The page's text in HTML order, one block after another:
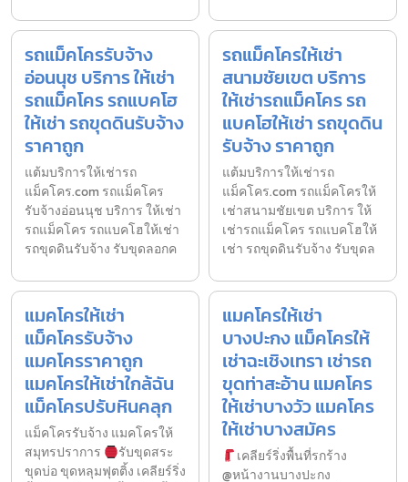
รถแม็คโครรับจ้าง
อ่อนนุช บริการ ให้เช่า
รถแม็คโคร รถแบคโฮ
ให้เช่า รถขุดดินรับจ้าง
ราคาถูก
แต้มบริการให้เช่ารถ
แม็คโคร.com รถแม็คโคร
รับจ้างอ่อนนุช บริการ ให้เช่า
รถแม็คโคร รถแบคโฮให้เช่า
รถขุดดินรับจ้าง รับขุดลอกค
รถแม็คโครให้เช่า
สนามชัยเขต บริการ
ให้เช่ารถแม็คโคร รถ
แบคโฮให้เช่า รถขุดดิน
รับจ้าง ราคาถูก
แต้มบริการให้เช่ารถ
แม็คโคร.com รถแม็คโครให้
เช่าสนามชัยเขต บริการ ให้
เช่ารถแม็คโคร รถแบคโฮให้
เช่า รถขุดดินรับจ้าง รับขุดล
แมคโครให้เช่า
แม็คโครรับจ้าง
แมคโครราคาถูก
แมคโครให้เช่าใกล้ฉัน
แม็คโครปรับหินคลุก
แม็คโครรับจ้าง แมคโครให้
สมุทรปราการ
รับขุดสระ
ขุดบ่อ ขุดหลุมฟุตติ้ง เคลียร์ริ่ง
แมคโครให้เช่า
บางปะกง แม็คโครให้
เช่าฉะเชิงเทรา เช่ารถ
ขุดท่าสะอ้าน แมคโคร
ให้เช่าบางวัว แมคโคร
ให้เช่าบางสมัคร
เคลียร์ริ่งพื้นที่รกร้าง
@หน้างานบางปะกง